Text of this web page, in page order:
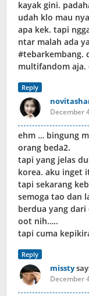
kayak gini.
udah klo mau
apa kek. tapi
ntar malah ada
#tebarkembang.
multifandom
Reply
December
ehm … bingung
orang beda2.
tapi yang jelas
korea. aku inget
tapi sekarang
semoga tao dan
berdua yang dari
oot nih…..
tapi cuma
Reply
missty
December